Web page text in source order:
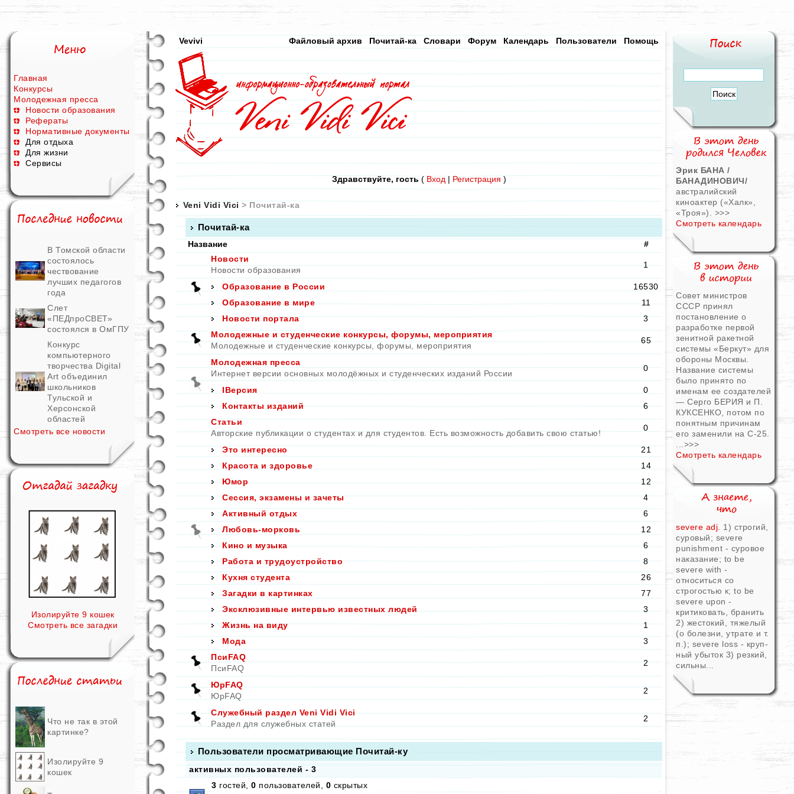
Главная
Конкурсы
Молодежная пресса
Новости образования
Рефераты
Нормативные документы
Для отдыха
Для жизни
Сервисы
В Томской области
состоялось
чествование
лучших педагогов
года
Слет
«ПЕДпроСВЕТ»
состоялся в ОмГПУ
Конкурс
компьютерного
творчества Digital
Art объединил
школьников
Тульской и
Херсонской
областей
Смотреть все новости
Изолируйте 9 кошек
Смотреть все загадки
Что не так в этой
картинке?
Изолируйте 9
кошек
Vevivi Помощь
Пользователи
Календарь
Форум
Словари
Почитай-ка
Файловый архив
Здравствуйте, гость ( Вход | Регистрация )
Veni Vidi Vici > Почитай-ка
Почитай-ка
Название
#
Новости
Новости образования
1
Образование в России
16530
Образование в мире
11
Новости портала
3
Молодежные и студенческие конкурсы, форумы, мероприятия
Молодежные и студенческие конкурсы, форумы, мероприятия
65
Молодежная пресса
Интернет версии основных молодёжных и студенческих изданий России
0
IВерсия
0
Контакты изданий
6
Статьи
Авторские публикации о студентах и для студентов. Есть возможность добавить свою статью!
0
Это интересно
21
Красота и здоровье
14
Юмор
12
Сессия, экзамены и зачеты
4
Активный отдых
6
Любовь-морковь
12
Кино и музыка
6
Работа и трудоустройство
8
Кухня студента
26
Загадки в картинках
77
Эксклюзивные интервью известных людей
3
Жизнь на виду
1
Мода
3
ПсиFAQ
ПсиFAQ
2
ЮрFAQ
ЮрFAQ
2
Служебный раздел Veni Vidi Vici
Раздел для служебных статей
2
Пользователи просматривающие Почитай-ку
активных пользователей - 3
3 гостей, 0 пользователей, 0 скрытых
Эрик БАНА /
БАНАДИНОВИЧ/
австралийский
киноактер («Халк»,
«Троя»). >>>
Смотреть календарь
Совет министров
СССР принял
постановление о
разработке первой
зенитной ракетной
системы «Беркут» для
обороны Москвы.
Название системы
было принято по
именам ее создателей
— Серго БЕРИЯ и П.
КУКСЕНКО, потом по
понятным причинам
его заменили на С-25.
>>>
Смотреть календарь
severe adj. 1) строгий,
суровый; severe
punishment - суровое
наказание; to be
severe with -
относиться со
строгостью к; to be
severe upon -
критиковать, бранить
2) жестокий, тяжелый
(о болезни, утрате и т.
п.); severe loss - круп-
ный убыток 3) резкий,
сильны...